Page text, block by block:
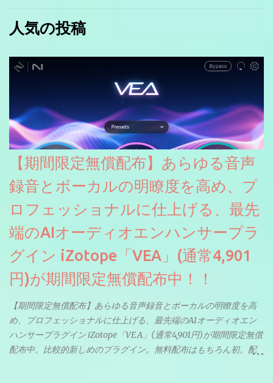
人気の投稿
【期間限定無償配布】あらゆる音声
録音とボーカルの明瞭度を高め、プ
ロフェッショナルに仕上げる、最先
端のAIオーディオエンハンサープラ
グイン iZotope「VEA」(通常4,901
円)が期間限定無償配布中！！
【期間限定無償配布】あらゆる音声録音とボーカルの明瞭度を高
め、プロフェッショナルに仕上げる、最先端のAIオーディオエン
ハンサープラグイン iZotope「VEA」(通常4,901円)が期間限定無償
配布中。比較的新しめのプラグイン。無料配布はもちろん初。配